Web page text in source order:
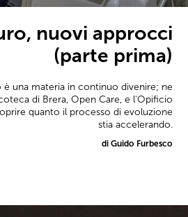
nuovi approcci
(parte prima)
è una materia in continuo divenire; ne
di Brera, Open Care, e l'Opificio
quanto il processo di evoluzione
stia accelerando.
di Guido Furbesco